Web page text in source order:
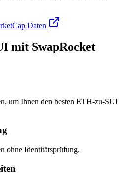
Daten
mit SwapRocket
um Ihnen den besten ETH-zu-SUI
ohne Identitätsprüfung.